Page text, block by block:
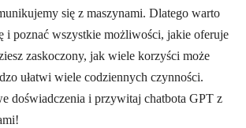
się z maszynami. Dlatego warto
i poznać wszystkie możliwości, jakie oferuje
zaskoczony, jak wiele korzyści może
ułatwi wiele codziennych czynności.
doświadczenia i przywitaj chatbota GPT z